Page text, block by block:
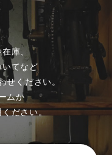
在庫、
いてなど
せください。
ムか
ください。